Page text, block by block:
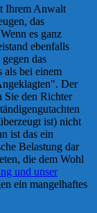
Ihrem Anwalt
das
es ganz
ebenfalls
das
als bei einem
Der
Sie den Richter
ist) nicht
ist das ein
Belastung dar
die dem Wohl
und unser
ein mangelhaftes